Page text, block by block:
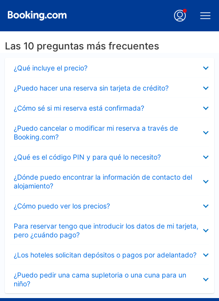
Las 10 preguntas más frecuentes
¿Qué incluye el precio?
cerrado
¿Puedo hacer una reserva sin tarjeta de crédito?
cerrado
¿Cómo sé si mi reserva está confirmada?
cerrado
¿Puedo cancelar o modificar mi reserva a través de
Booking.com?
cerrado
¿Qué es el código PIN y para qué lo necesito?
cerrado
¿Dónde puedo encontrar la información de contacto del
alojamiento?
cerrado
¿Cómo puedo ver los precios?
cerrado
Para reservar tengo que introducir los datos de mi tarjeta,
pero ¿cuándo pago?
cerrado
¿Los hoteles solicitan depósitos o pagos por adelantado?
cerrado
¿Puedo pedir una cama supletoria o una cuna para un
niño?
cerrado